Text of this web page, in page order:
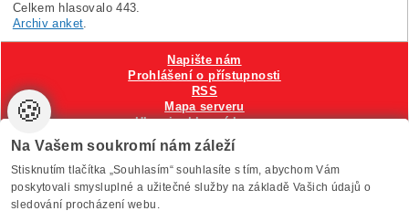
Celkem hlasovalo 443.
Archiv anket.
VytvořiloAnawe , provozuje Anawe a Špína
Napište nám
Prohlášení o přístupnosti
RSS
Mapa serveru
Hlavni reklamní banner
Nastavení cookies
🍪
Na Vašem soukromí nám záleží
Stisknutím tlačítka „Souhlasím“ souhlasíte s tím, abychom Vám
poskytovali smysluplné a užitečné služby na základě Vašich údajů o
sledování procházení webu.